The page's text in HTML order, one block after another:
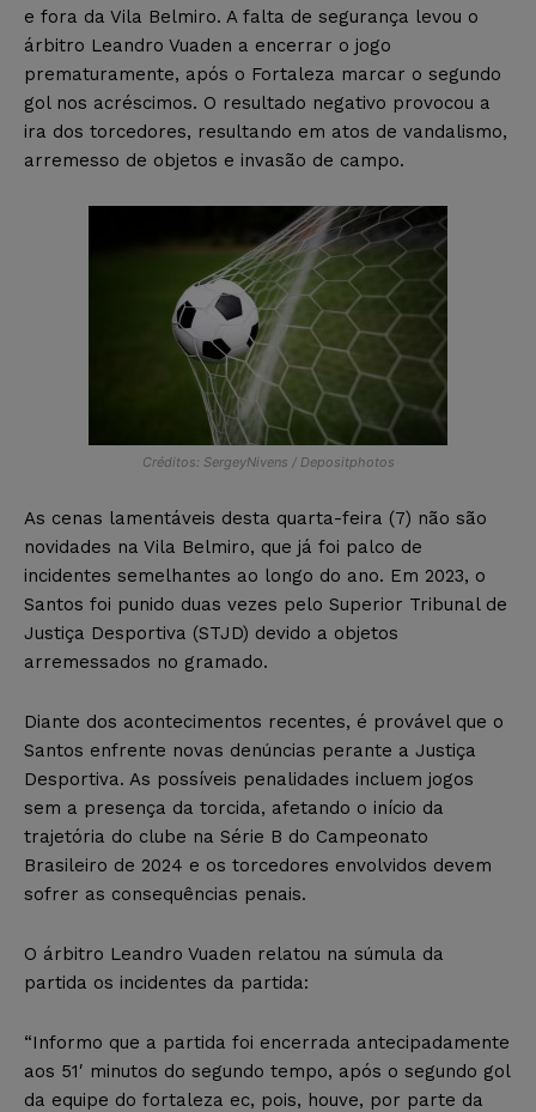
e fora da Vila Belmiro. A falta de segurança levou o
árbitro Leandro Vuaden a encerrar o jogo
prematuramente, após o Fortaleza marcar o segundo
gol nos acréscimos. O resultado negativo provocou a
ira dos torcedores, resultando em atos de vandalismo,
arremesso de objetos e invasão de campo.
Créditos: SergeyNivens / Depositphotos
As cenas lamentáveis desta quarta-feira (7) não são
novidades na Vila Belmiro, que já foi palco de
incidentes semelhantes ao longo do ano. Em 2023, o
Santos foi punido duas vezes pelo Superior Tribunal de
Justiça Desportiva (STJD) devido a objetos
arremessados no gramado.
Diante dos acontecimentos recentes, é provável que o
Santos enfrente novas denúncias perante a Justiça
Desportiva. As possíveis penalidades incluem jogos
sem a presença da torcida, afetando o início da
trajetória do clube na Série B do Campeonato
Brasileiro de 2024 e os torcedores envolvidos devem
sofrer as consequências penais.
O árbitro Leandro Vuaden relatou na súmula da
partida os incidentes da partida:
“Informo que a partida foi encerrada antecipadamente
aos 51′ minutos do segundo tempo, após o segundo gol
da equipe do fortaleza ec, pois, houve, por parte da